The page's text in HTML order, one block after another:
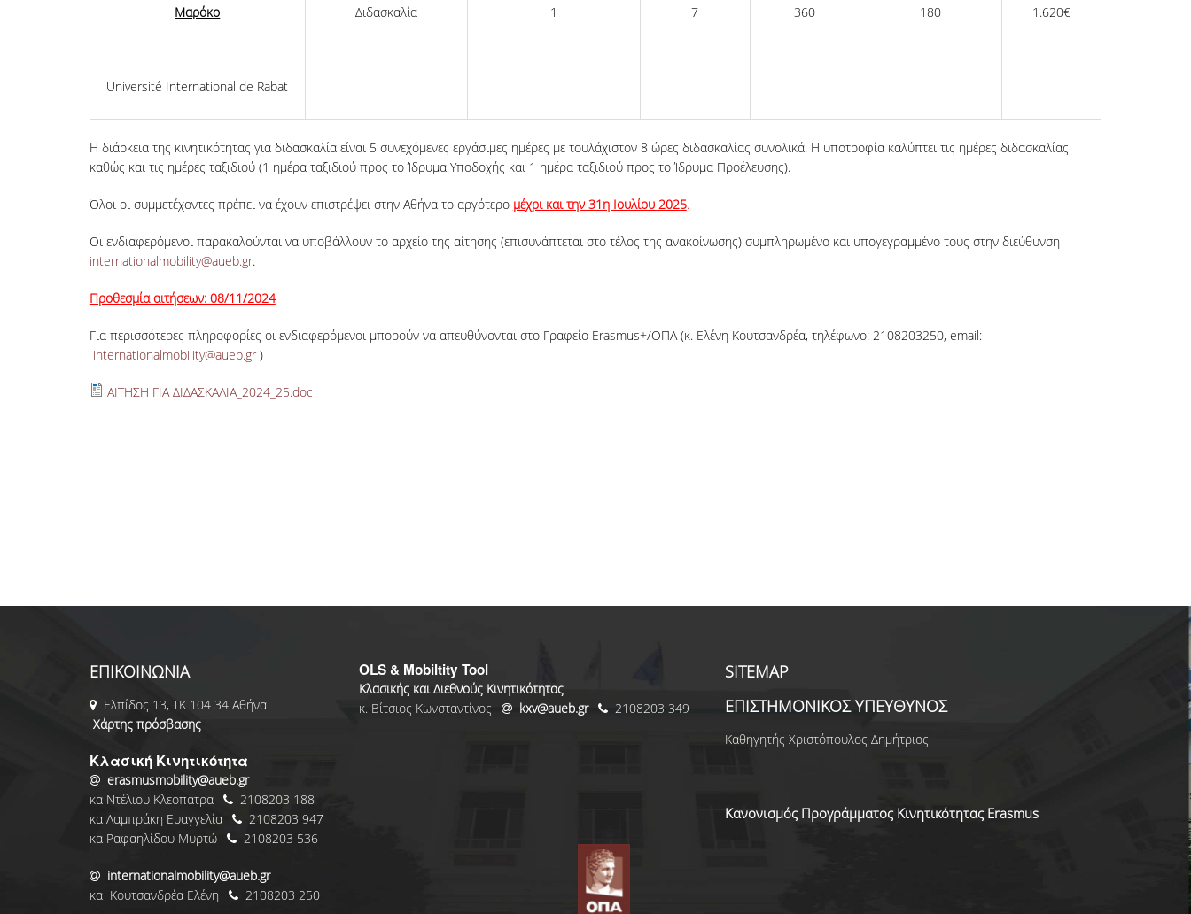
Μαρόκο
Université International de Rabat
Διδασκαλία 1 7 360 180 1.620€
Η διάρκεια της κινητικότητας για διδασκαλία είναι 5 συνεχόμενες εργάσιμες ημέρες με τουλάχιστον 8 ώρες διδασκαλίας συνολικά. Η υποτροφία καλύπτει τις ημέρες διδασκαλίας
καθώς και τις ημέρες ταξιδιού (1 ημέρα ταξιδιού προς το Ίδρυμα Υποδοχής και 1 ημέρα ταξιδιού προς το Ίδρυμα Προέλευσης).
Όλοι οι συμμετέχοντες πρέπει να έχουν επιστρέψει στην Αθήνα το αργότερο μέχρι και την 31η Ιουλίου 2025.
Οι ενδιαφερόμενοι παρακαλούνται να υποβάλλουν το αρχείο της αίτησης (επισυνάπτεται στο τέλος της ανακοίνωσης) συμπληρωμένο και υπογεγραμμένο τους στην διεύθυνση
internationalmobility@aueb.gr.
Προθεσμία αιτήσεων: 08/11/2024
Για περισσότερες πληροφορίες οι ενδιαφερόμενοι μπορούν να απευθύνονται στο Γραφείο Erasmus+/ΟΠΑ (κ. Ελένη Κουτσανδρέα, τηλέφωνο: 2108203250, email:
internationalmobility@aueb.gr)
ΑΙΤΗΣΗ ΓΙΑ ΔΙΔΑΣΚΑΛΙΑ_2024_25.doc
ΕΠΙΚΟΙΝΩΝΙΑ
Ελπίδος 13, ΤΚ 104 34 Αθήνα
Χάρτης πρόσβασης
Κλασική Κινητικότητα
erasmusmobility@aueb.gr
κα Ντέλιου Κλεοπάτρα
2108203 188
κα Λαμπράκη Ευαγγελία
2108203 947
κα Ραφαηλίδου Μυρτώ
2108203 536
internationalmobility@aueb.gr
κα Κουτσανδρέα Ελένη
2108203 250
OLS & Mobiltity Tool
Κλασικής και Διεθνούς Κινητικότητας
κ. Βίτσιος Κωνσταντίνος
kxv@aueb.gr 2108203 349
SITEMAP
ΕΠΙΣΤΗΜΟΝΙΚΟΣ ΥΠΕΥΘΥΝΟΣ
Καθηγητής Χριστόπουλος Δημήτριος
Κανονισμός Προγράμματος Κινητικότητας Erasmus